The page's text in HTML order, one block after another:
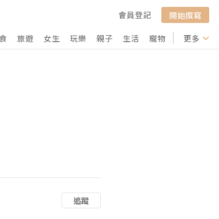
會員登記
開始撰寫
旅遊 女生 玩樂 親子 生活 寵物 行山 打卡
更多
追蹤